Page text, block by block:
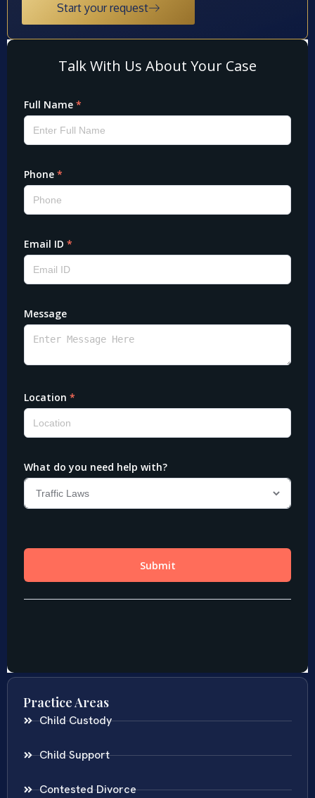
Start your request
Practice Areas
Child Custody
Child Support
Contested Divorce